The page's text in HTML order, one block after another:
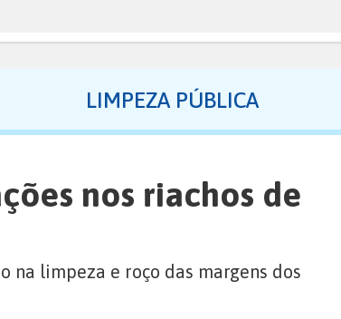
LIMPEZA PÚBLICA
nos riachos de
na limpeza e roço das margens dos